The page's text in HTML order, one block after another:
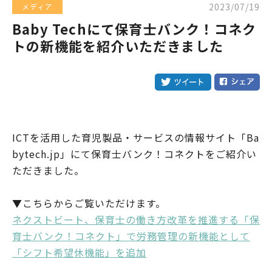
メディア 2023/07/19
Baby Techにて保育士バンク！コネク
トの新機能を紹介いただきました
ICTを活用した育児製品・サービスの情報サイト「Ba
bytech.jp」にて保育士バンク！コネクトをご紹介い
ただきました。
▼こちらからご覧いただけます。
ネクストビート、保育士の働き方改革を推進する「保
育士バンク！コネクト」で労務管理の新機能として
「シフト希望休機能」を追加